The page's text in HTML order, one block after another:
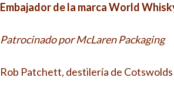
Embajador de la marca World
Patrocinado por McLaren Packaging
Rob Patchett, destilería de Cotswolds